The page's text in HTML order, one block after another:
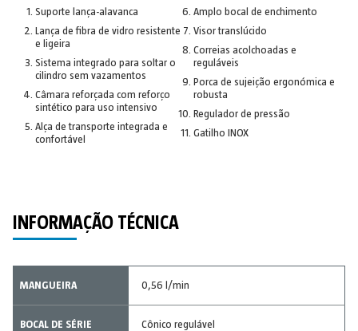
Suporte lança-alavanca
Lança de fibra de vidro resistente
e ligeira
Sistema integrado para soltar o
cilindro sem vazamentos
Câmara reforçada com reforço
sintético para uso intensivo
Alça de transporte integrada e
confortável
Amplo bocal de enchimento
Visor translúcido
Correias acolchoadas e
reguláveis
Porca de sujeição ergonómica e
robusta
Regulador de pressão
Gatilho INOX
INFORMAÇÃO TÉCNICA
MANGUEIRA 0,56 l/min
BOCAL DE SÉRIE Cônico regulável